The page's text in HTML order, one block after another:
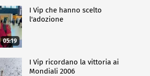
05:19
I Vip che hanno scelto
l'adozione
I Vip ricordano la vittoria ai
Mondiali 2006